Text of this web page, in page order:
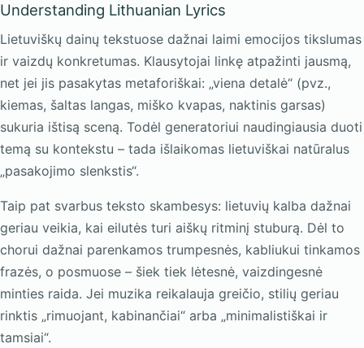
Understanding Lithuanian Lyrics
Lietuviškų dainų tekstuose dažnai laimi emocijos tikslumas
ir vaizdų konkretumas. Klausytojai linkę atpažinti jausmą,
net jei jis pasakytas metaforiškai: „viena detalė“ (pvz.,
kiemas, šaltas langas, miško kvapas, naktinis garsas)
sukuria ištisą sceną. Todėl generatoriui naudingiausia duoti
temą su kontekstu – tada išlaikomas lietuviškai natūralus
„pasakojimo slenkstis“.
Taip pat svarbus teksto skambesys: lietuvių kalba dažnai
geriau veikia, kai eilutės turi aiškų ritminį stuburą. Dėl to
chorui dažnai parenkamos trumpesnės, kabliukui tinkamos
frazės, o posmuose – šiek tiek lėtesnė, vaizdingesnė
minties raida. Jei muzika reikalauja greičio, stilių geriau
rinktis „rimuojant, kabinančiai“ arba „minimalistiškai ir
tamsiai“.